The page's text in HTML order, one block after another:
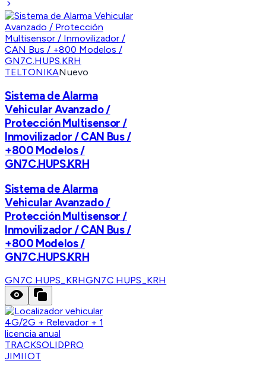
TELTONIKANuevo
Sistema de Alarma
Vehicular Avanzado /
Protección Multisensor /
Inmovilizador / CAN Bus /
+800 Modelos /
GN7C.HUPS.KRH
Sistema de Alarma
Vehicular Avanzado /
Protección Multisensor /
Inmovilizador / CAN Bus /
+800 Modelos /
GN7C.HUPS.KRH
GN7C.HUPS_KRHGN7C.HUPS_KRH
JIMIIOT